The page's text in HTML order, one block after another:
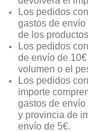
Los pedidos
gastos de
de los
Los pedidos
de envío de 10
volumen o el
Los pedidos
importe
gastos de
y provincia de
envío de 5€.